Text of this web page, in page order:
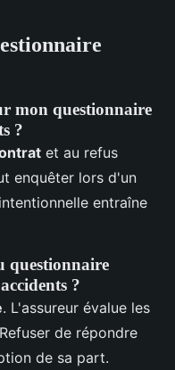
mon questionnaire
?
et au refus
enquêter lors d'un
entraîne
questionnaire
?
. L'assureur évalue les
de répondre
de sa part.